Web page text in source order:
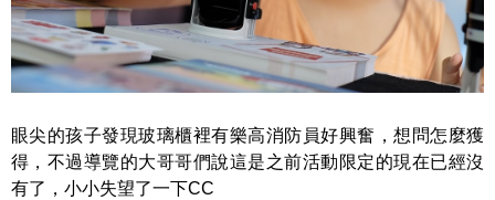
眼尖的孩子發現玻璃櫃裡有樂高消防員好興奮，想問怎麼獲
得，不過導覽的大哥哥們說這是之前活動限定的現在已經沒
有了，小小失望了一下CC